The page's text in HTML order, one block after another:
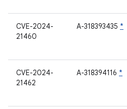
CVE-2024-
21460
A-318393435 *
CVE-2024-
21462
A-318394116 *